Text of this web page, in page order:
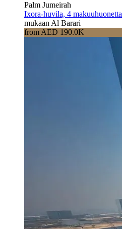
Palm Jumeirah
Ixora-huvila, 4 makuuhuonetta
mukaan Al Barari
from AED 190.0K